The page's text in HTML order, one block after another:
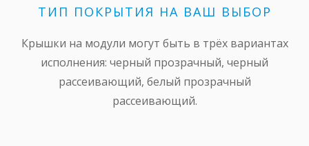
ТИП ПОКРЫТИЯ НА ВАШ ВЫБОР
Крышки на модули могут быть в трёх вариантах
исполнения: черный прозрачный, черный
рассеивающий, белый прозрачный
рассеивающий.